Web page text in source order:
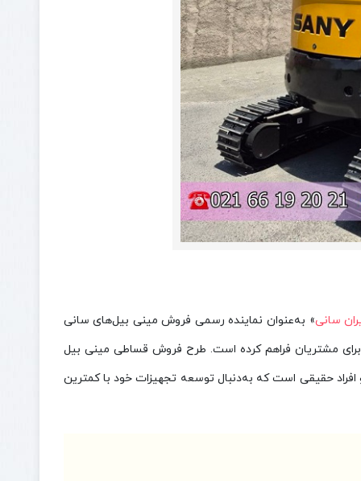
سانی» به‌عنوان نماینده رسمی فروش مینی بیل‌های سانی
مشتریان فراهم کرده است. طرح فروش قساطی مینی بیل
افراد حقیقی است که به‌دنبال توسعه تجهیزات خود با کمترین